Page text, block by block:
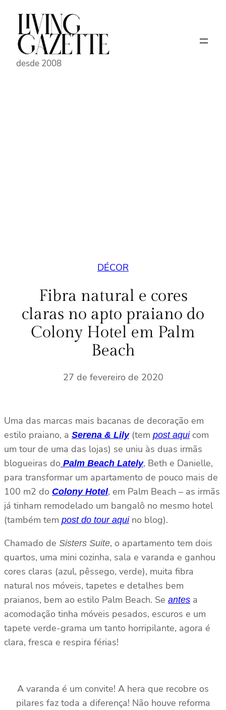
Pular
conteúdo
desde 2008
DÉCOR
Fibra natural e cores
claras no apto praiano do
Colony Hotel em Palm
Beach
27 de fevereiro de 2020
Uma das marcas mais bacanas de decoração em
estilo praiano, a Serena & Lily(tem post aquicom
um tour de uma das lojas) se uniu às duas irmãs
blogueiras do Palm Beach Lately, Beth e Danielle,
para transformar um apartamento de pouco mais de
100 m2 do Colony Hotel, em Palm Beach – as irmãs
já tinham remodelado um bangalô no mesmo hotel
(também tem post do tour aquino blog).
Chamado de Sisters Suite, o apartamento tem dois
quartos, uma mini cozinha, sala e varanda e ganhou
cores claras (azul, pêssego, verde), muita fibra
natural nos móveis, tapetes e detalhes bem
praianos, bem ao estilo Palm Beach. Se antes a
acomodação tinha móveis pesados, escuros e um
tapete verde-grama um tanto horripilante, agora é
clara, fresca e respira férias!
A varanda é um convite! A hera que recobre os
pilares faz toda a diferença! Não houve reforma